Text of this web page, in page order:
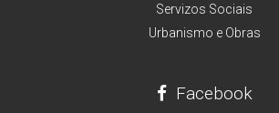
Servizos Sociais
Urbanismo e Obras
Facebook